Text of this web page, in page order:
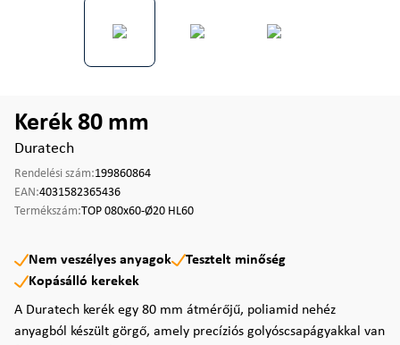
Kerék 80 mm
Duratech
Rendelési szám:199860864
EAN:4031582365436
Termékszám:TOP 080x60-Ø20 HL60
Nem veszélyes anyagok
Tesztelt minőség
Kopásálló kerekek
A Duratech kerék egy 80 mm átmérőjű, poliamid nehéz
anyagból készült görgő, amely precíziós golyóscsapágyakkal van